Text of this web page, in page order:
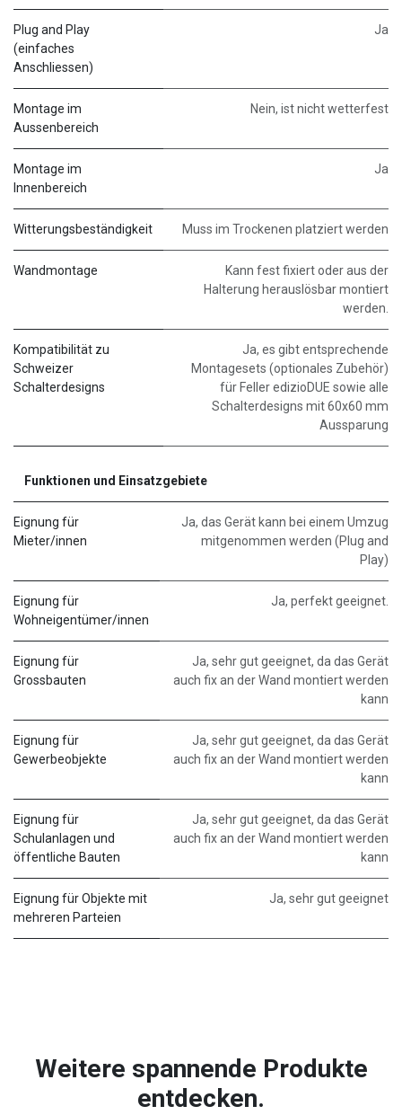
Plug and Play
(einfaches
Anschliessen)
Ja
Montage im
Aussenbereich
Nein, ist nicht wetterfest
Montage im
Innenbereich
Ja
Witterungsbeständigkeit Muss im Trockenen platziert werden
Wandmontage
Kann fest fixiert oder aus der
Halterung herauslösbar montiert
werden.
Kompatibilität zu
Schweizer
Schalterdesigns
Ja, es gibt entsprechende
Montagesets (optionales Zubehör)
für Feller edizioDUE sowie alle
Schalterdesigns mit 60x60 mm
Aussparung
Funktionen und Einsatzgebiete
Eignung für
Mieter/innen
Ja, das Gerät kann bei einem Umzug
mitgenommen werden (Plug and
Play)
Eignung für
Wohneigentümer/innen
Ja, perfekt geeignet.
Eignung für
Grossbauten
Ja, sehr gut geeignet, da das Gerät
auch fix an der Wand montiert werden
kann
Eignung für
Gewerbeobjekte
Ja, sehr gut geeignet, da das Gerät
auch fix an der Wand montiert werden
kann
Eignung für
Schulanlagen und
öffentliche Bauten
Ja, sehr gut geeignet, da das Gerät
auch fix an der Wand montiert werden
kann
Eignung für Objekte mit
mehreren Parteien
Ja, sehr gut geeignet
Weitere spannende Produkte
entdecken.